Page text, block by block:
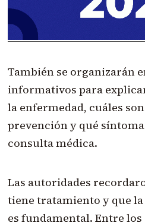
También se organizarán
informativos para
la enfermedad, cuáles
prevención y qué
consulta médica.
Las autoridades
tiene tratamiento y que
es fundamental. Entre